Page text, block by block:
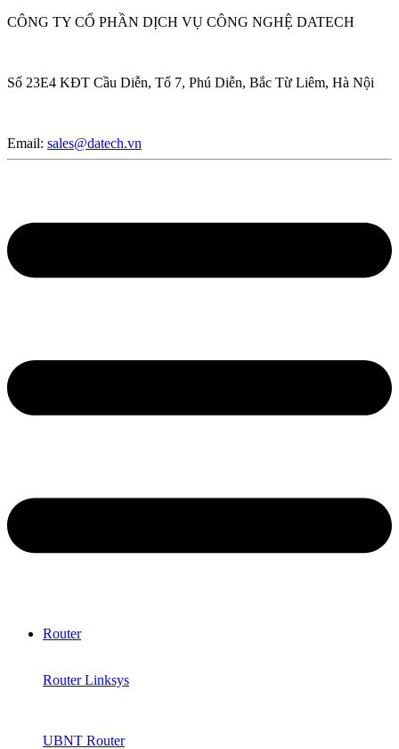
CÔNG TY CỔ PHẦN DỊCH VỤ CÔNG NGHỆ DATECH
Số 23E4 KĐT Cầu Diễn, Tổ 7, Phú Diễn, Bắc Từ Liêm, Hà Nội
Email: sales@datech.vn
Router
Router Linksys
UBNT Router